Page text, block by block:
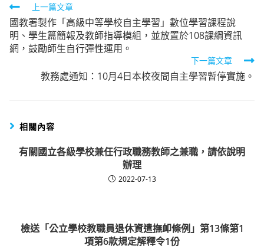
Read
more
articles
上一篇文章
國教署製作「高級中等學校自主學習」數位學習課程說
明、學生篇簡報及教師指導模組，並放置於108課綱資訊
網，鼓勵師生自行彈性運用。
下一篇文章
教務處通知：10月4日本校夜間自主學習暫停實施。
相關內容
有關國立各級學校兼任行政職務教師之兼職，請依說明
辦理
2022-07-13
檢送「公立學校教職員退休資遣撫卹條例」第13條第1
項第6款規定解釋令1份